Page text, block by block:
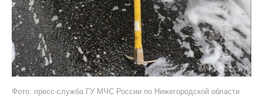
Фото: пресс-служба ГУ МЧС России по Нижегородской области